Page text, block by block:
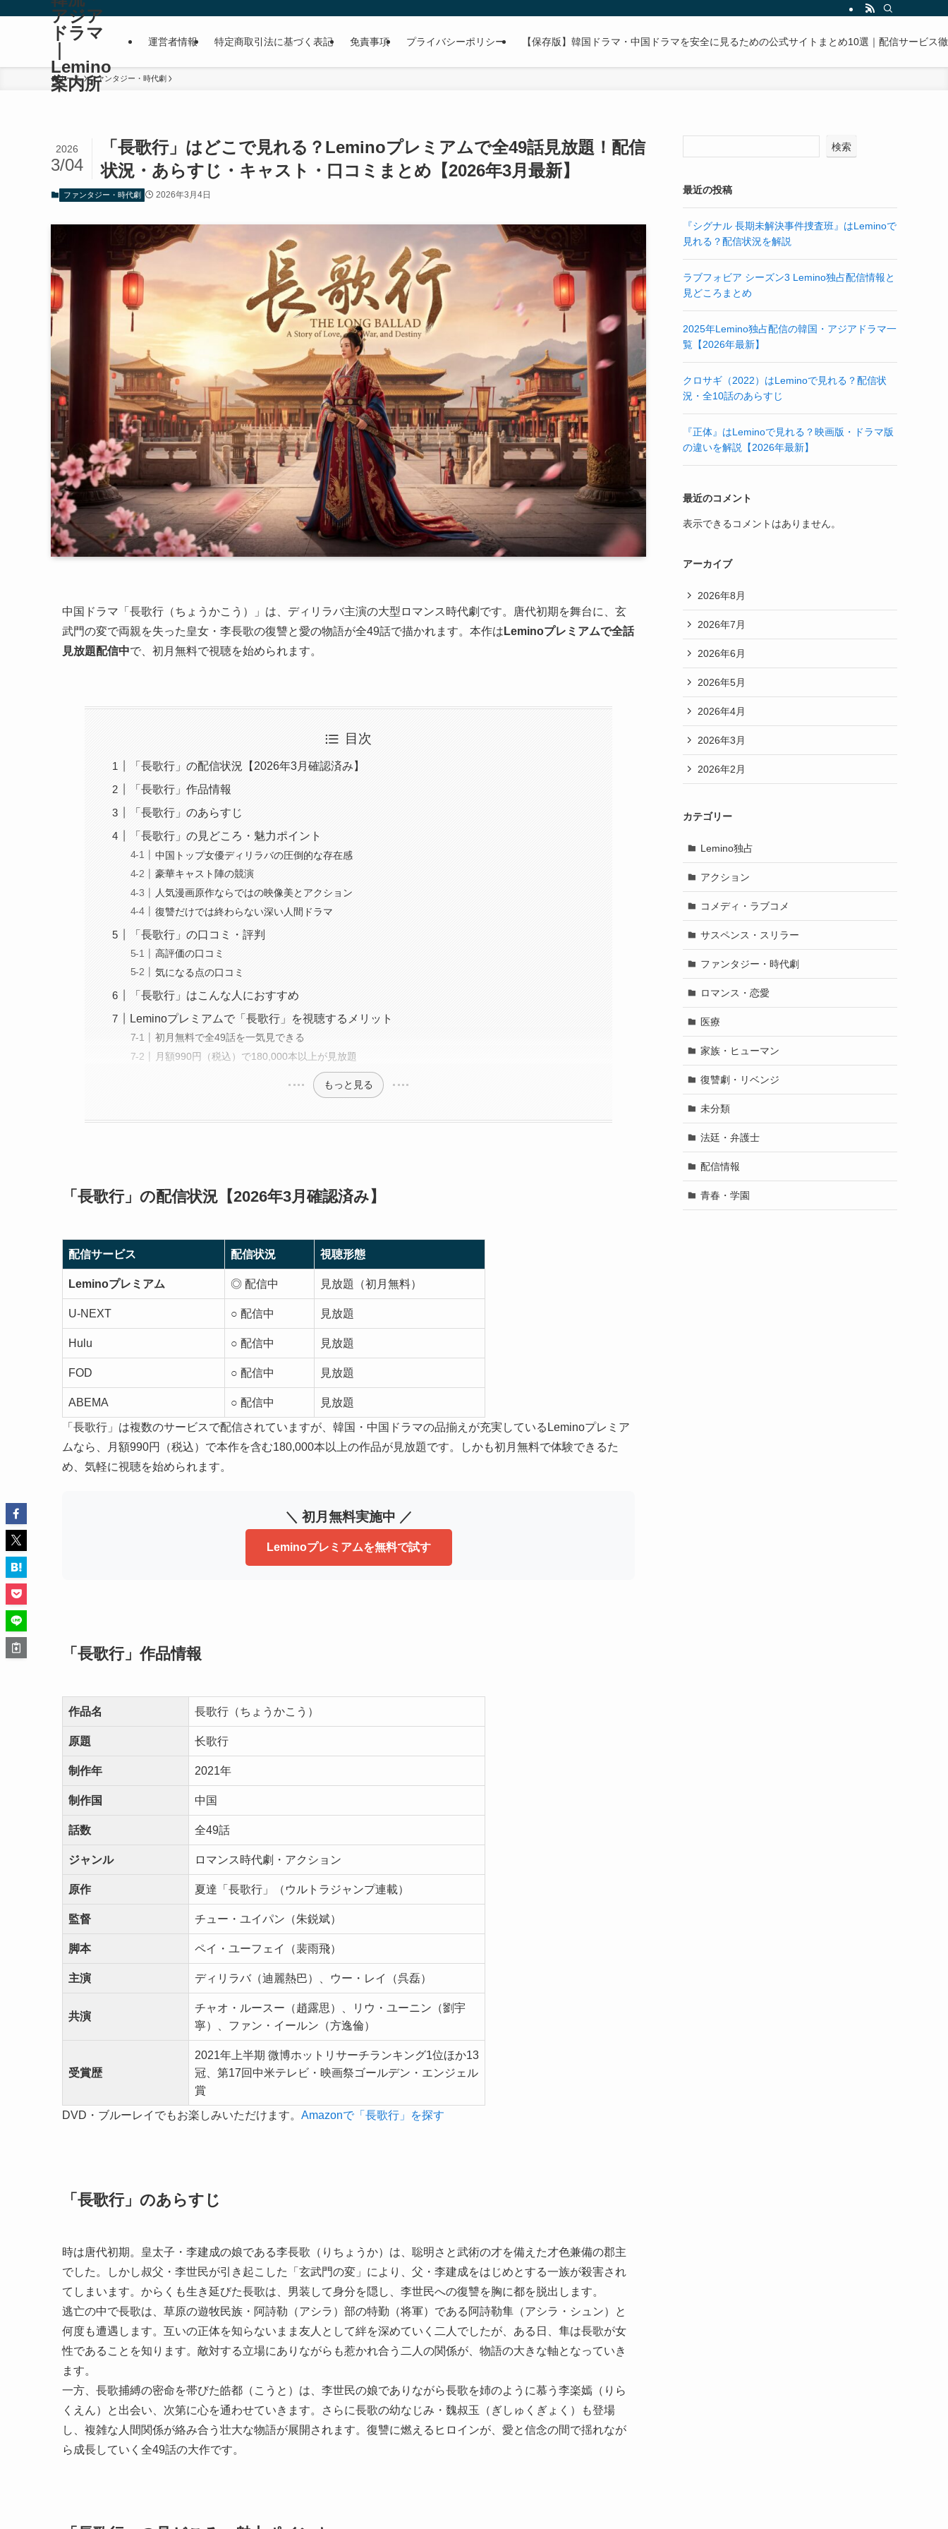
アジア
ドラマ
Lemino
案内所
運営者情報 特定商取引法に基づく表記 免責事項 プライバシーポリシー 【保存版】韓国ドラマ・中国ドラマを安全に見るための公式サイトまとめ10選｜配信サービス
ホーム ファンタジー・時代劇
「長歌行」はどこで見れる？Leminoプレミアムで全49話見放題！配信
状況・あらすじ・キャスト・口コミまとめ【2026年3月最新】
2026
3/04
ファンタジー・時代劇 2026年3月4日
中国ドラマ「長歌行（ちょうかこう）」は、ディリラバ主演の大型ロマンス時代劇です。唐代初期を舞台に、玄
武門の変で両親を失った皇女・李長歌の復讐と愛の物語が全49話で描かれます。本作は Leminoプレミアムで全話
見放題配信中で、初月無料で視聴を始められます。
目次
「長歌行」の配信状況【2026年3月確認済み】
「長歌行」作品情報
「長歌行」のあらすじ
「長歌行」の見どころ・魅力ポイント
中国トップ女優ディリラバの圧倒的な存在感
豪華キャスト陣の競演
人気漫画原作ならではの映像美とアクション
復讐だけでは終わらない深い人間ドラマ
「長歌行」の口コミ・評判
高評価の口コミ
気になる点の口コミ
「長歌行」はこんな人におすすめ
Leminoプレミアムで「長歌行」を視聴するメリット
初月無料で全49話を一気見できる
月額990円（税込）で180,000本以上が見放題
もっと見る
「長歌行」の配信状況【2026年3月確認済み】
配信サービス 配信状況 視聴形態
Leminoプレミアム ◎ 配信中 見放題（初月無料）
U-NEXT ○ 配信中 見放題
Hulu ○ 配信中 見放題
FOD ○ 配信中 見放題
ABEMA ○ 配信中 見放題
「長歌行」は複数のサービスで配信されていますが、韓国・中国ドラマの品揃えが充実しているLeminoプレミア
ムなら、月額990円（税込）で本作を含む180,000本以上の作品が見放題です。しかも初月無料で体験できるた
め、気軽に視聴を始められます。
＼ 初月無料実施中 ／
Leminoプレミアムを無料で試す
「長歌行」作品情報
作品名 長歌行（ちょうかこう）
原題 长歌行
制作年 2021年
制作国 中国
話数 全49話
ジャンル ロマンス時代劇・アクション
原作 夏達「長歌行」（ウルトラジャンプ連載）
監督 チュー・ユイパン（朱鋭斌）
脚本 ペイ・ユーフェイ（裴雨飛）
主演 ディリラバ（迪麗熱巴）、ウー・レイ（呉磊）
共演
チャオ・ルースー（趙露思）、リウ・ユーニン（劉宇
寧）、ファン・イールン（方逸倫）
受賞歴
2021年上半期 微博ホットリサーチランキング1位ほか13
冠、第17回中米テレビ・映画祭ゴールデン・エンジェル
賞
DVD・ブルーレイでもお楽しみいただけます。 Amazonで「長歌行」を探す
「長歌行」のあらすじ
時は唐代初期。皇太子・李建成の娘である李長歌（りちょうか）は、聡明さと武術の才を備えた才色兼備の郡主
でした。しかし叔父・李世民が引き起こした「玄武門の変」により、父・李建成をはじめとする一族が殺害され
てしまいます。からくも生き延びた長歌は、男装して身分を隠し、李世民への復讐を胸に都を脱出します。
逃亡の中で長歌は、草原の遊牧民族・阿詩勒（アシラ）部の特勤（将軍）である阿詩勒隼（アシラ・シュン）と
何度も遭遇します。互いの正体を知らないまま友人として絆を深めていく二人でしたが、ある日、隼は長歌が女
性であることを知ります。敵対する立場にありながらも惹かれ合う二人の関係が、物語の大きな軸となっていき
ます。
一方、長歌捕縛の密命を帯びた皓都（こうと）は、李世民の娘でありながら長歌を姉のように慕う李楽嫣（りら
くえん）と出会い、次第に心を通わせていきます。さらに長歌の幼なじみ・魏叔玉（ぎしゅくぎょく）も登場
し、複雑な人間関係が絡み合う壮大な物語が展開されます。復讐に燃えるヒロインが、愛と信念の間で揺れなが
ら成長していく全49話の大作です。
検索
最近の投稿
『シグナル 長期未解決事件捜査班』はLeminoで
見れる？配信状況を解説
ラブフォビア シーズン3 Lemino独占配信情報と
見どころまとめ
2025年Lemino独占配信の韓国・アジアドラマ一
覧【2026年最新】
クロサギ（2022）はLeminoで見れる？配信状
況・全10話のあらすじ
『正体』はLeminoで見れる？映画版・ドラマ版
の違いを解説【2026年最新】
最近のコメント
表示できるコメントはありません。
アーカイブ
2026年8月
2026年7月
2026年6月
2026年5月
2026年4月
2026年3月
2026年2月
カテゴリー
Lemino独占
アクション
コメディ・ラブコメ
サスペンス・スリラー
ファンタジー・時代劇
ロマンス・恋愛
医療
家族・ヒューマン
復讐劇・リベンジ
未分類
法廷・弁護士
配信情報
青春・学園